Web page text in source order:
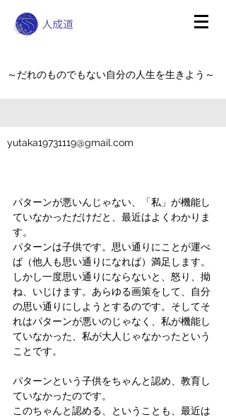
～だれのものでもない自分の人生を生きよう～
yutaka19731119@gmail.com
パターンが悪いんじゃない、「私」が機能し
ていなかっただけだと、最近はよくわかりま
す。
パターンは子供です。思い通りにことが運べ
ば（他人も思い通りになれば）満足します。
しかし一度思い通りにならないと、怒り、拗
ね、いじけます。あらゆる画策をして、自分
の思い通りにしようとするのです。そしてそ
れはパターンが悪いのじゃなく、私が機能し
ていなかった、私が大人じゃなかったという
ことです。
パターンという子供をちゃんと認め、教育し
ていなかったのです。
このちゃんと認める、ということも、最近は